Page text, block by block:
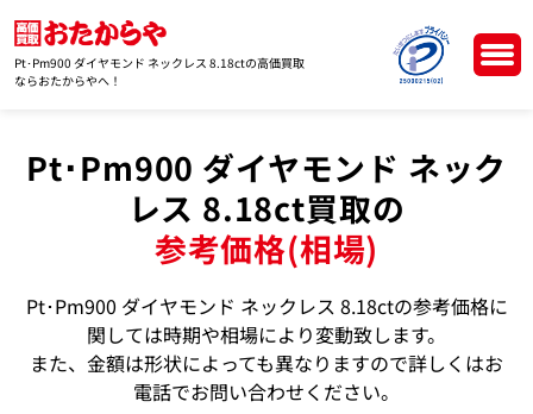
Pt･Pm900 ダイヤモンド ネックレス 8.18ctの高価買取
ならおたからやへ！
Pt･Pm900 ダイヤモンド ネック
レス 8.18ct買取の
参考価格(相場)
Pt･Pm900 ダイヤモンド ネックレス 8.18ctの参考価格に
関しては時期や相場により変動致します。
また、金額は形状によっても異なりますので詳しくはお
電話でお問い合わせください。